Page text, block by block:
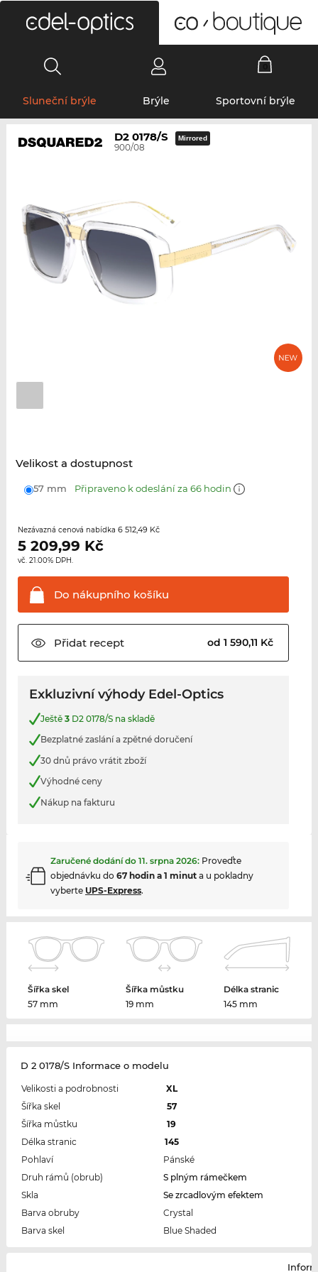
Sluneční brýle Brýle Sportovní brýle
D2 0178/S
900/08
Mirrored
Velikost a dostupnost
57 mm Připraveno k odeslání za 66 hodin
Nezávazná cenová nabídka 6 512,49 Kč
5 209,99 Kč
vč. 21.00% DPH.
Do nákupního košíku
Přidatrecept od 1 590,11 Kč
Exkluzivní výhody Edel-Optics
Ještě 3D2 0178/S na skladě
Bezplatné zaslání a zpětné doručení
30 dnů právo vrátit zboží
Výhodné ceny
Nákup na fakturu
Zaručené dodání do 11. srpna 2026: Proveďte
objednávku do 67 hodin a 1 minuta u pokladny
vyberte UPS-Express.
Šířka skel
57 mm
Šířka můstku
19 mm
Délka stranic
145 mm
D 2 0178/S Informace o modelu
Velikosti a podrobnosti
XL
Šířka skel
57
Šířka můstku
19
Délka stranic
145
Pohlaví
Pánské
Druh rámů (obrub)
S plným rámečkem
Skla
Se zrcadlovým efektem
Barva obruby
Crystal
Barva skel
Blue Shaded